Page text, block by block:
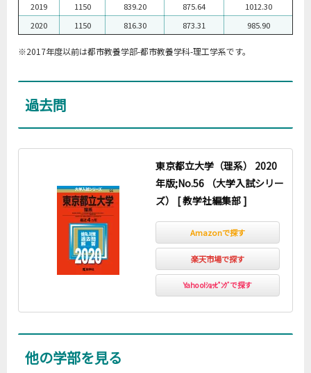
2019
1150 839.20 875.64
1012.30
2020
1150 816.30 873.31 985.90
※2017年度以前は都市教養学部-都市教養学科-理工学系です。
過去問
東京都立大学（理系） 2020
年版;No.56 （大学入試シリー
ズ） [ 教学社編集部 ]
Amazonで探す
楽天市場で探す
Yahoo!ｼｮｯﾋﾟﾝｸﾞで探す
他の学部を見る